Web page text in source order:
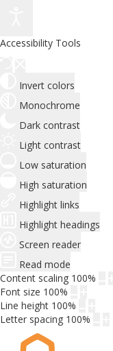
Accessibility Tools
Invert colors
Monochrome
Dark contrast
Light contrast
Low saturation
High saturation
Highlight links
Highlight headings
Screen reader
Read mode
Content scaling 100%
Font size 100%
Line height 100%
Letter spacing 100%